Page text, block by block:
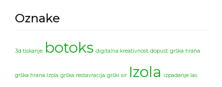
Oznake
3d tiskanje botoks digitalna kreativnost dopust grška hrana
grška hrana Izola grška restavracija grški sir Izola izpadanje las